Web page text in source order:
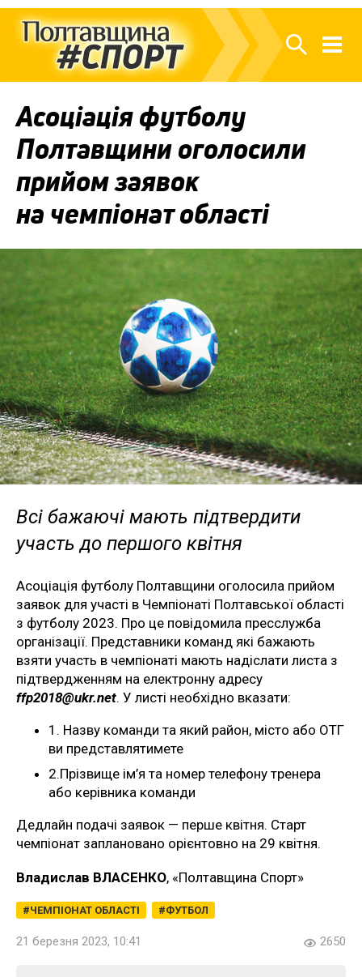
Асоціація футболу
Полтавщини оголосили
прийом заявок
на чемпіонат області
Всі бажаючі мають підтвердити
участь до першого квітня
Асоціація футболу Полтавщини оголосила прийом
заявок для участі в Чемпіонаті Полтавської області
з футболу 2023. Про це повідомила пресслужба
організації. Представники команд які бажають
взяти участь в чемпіонаті мають надіслати листа з
підтвердженням на електронну адресу
ffp2018@ukr.net. У листі необхідно вказати:
1. Назву команди та який район, місто або ОТГ
ви представлятимете
2.Прізвище ім’я та номер телефону тренера
або керівника команди
Дедлайн подачі заявок — перше квітня. Старт
чемпіонат заплановано орієнтовно на 29 квітня.
Владислав ВЛАСЕНКО, «Полтавщина Спорт»
ЧЕМПІОНАТ ОБЛАСТІ ФУТБОЛ
21 березня 2023, 10:41 2650